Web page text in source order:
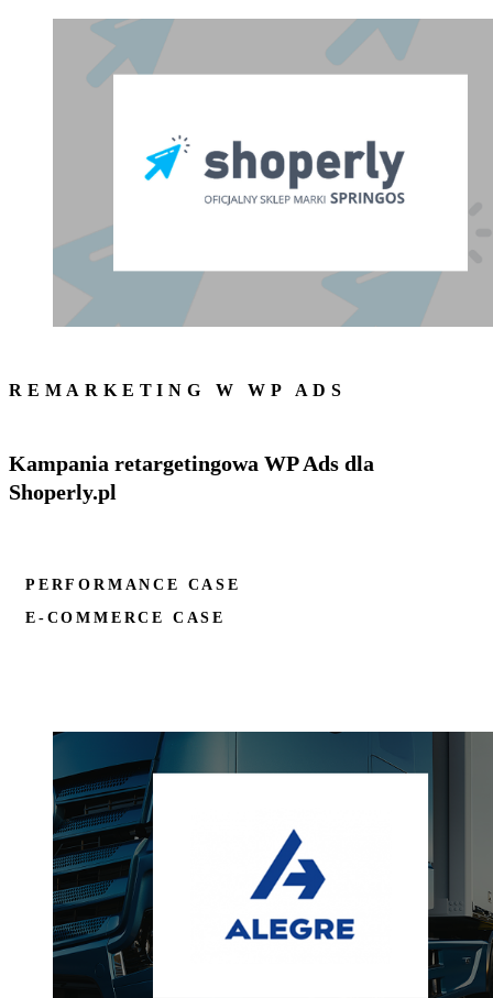
REMARKETING W WP ADS
Kampania retargetingowa WP Ads dla
Shoperly.pl
PERFORMANCE CASE
E-COMMERCE CASE